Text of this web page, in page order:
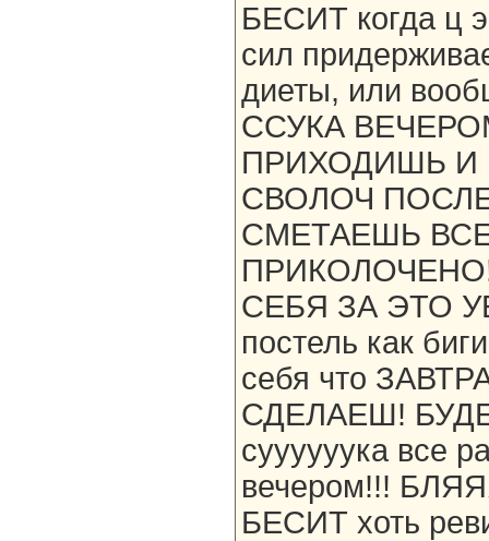
БЕСИТ когда ц
сил
диеты, или
ССУКА
ПРИХОДИШЬ И
СВОЛОЧ
СМЕТАЕШЬ
СЕБЯ ЗА ЭТО
постель как
себя что
СДЕЛАЕШ!
суууууука все
вечером!!!
БЕСИТ хоть